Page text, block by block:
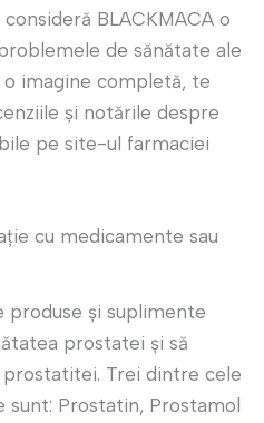
BLACKMACA o
de sănătate ale
imagine completă, te
și notările despre
pe site-ul farmaciei
cu medicamente sau
produse și suplimente
prostatei și să
Trei dintre cele
sunt: Prostatin, Prostamol